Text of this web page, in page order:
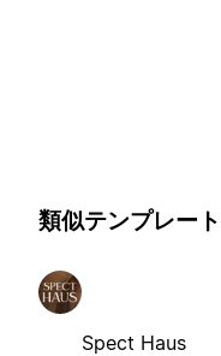
類似テンプレート
Spect Haus